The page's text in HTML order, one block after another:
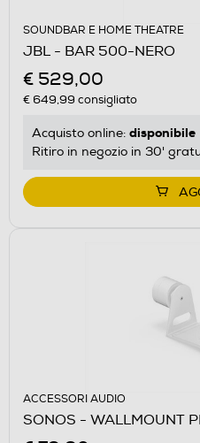
SOUNDBAR E HOME THEATRE
JBL - BAR 500-NERO
€ 529,00
€ 649,99 consigliato
Acquisto online: disponibile
Ritiro in negozio in 30'
ACCESSORI AUDIO
SONOS - WALLMOUNT